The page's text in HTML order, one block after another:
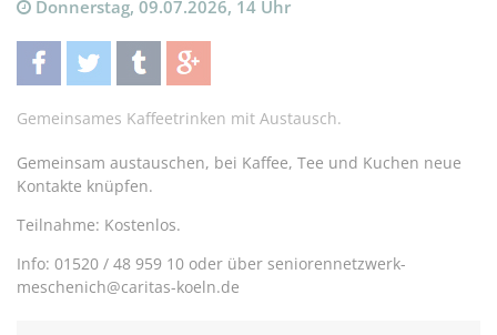
Donnerstag, 09.07.2026, 14 Uhr
teilentwittern teilen teilen
Gemeinsames Kaffeetrinken mit Austausch.
Gemeinsam austauschen, bei Kaffee, Tee und Kuchen neue
Kontakte knüpfen.
Teilnahme: Kostenlos.
Info: 01520 / 48 959 10 oder über seniorennetzwerk-
meschenich@caritas-koeln.de